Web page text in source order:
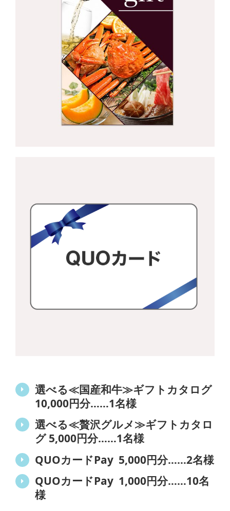
選べる≪国産和牛≫ギフトカタログ
10,000円分……1名様
選べる≪贅沢グルメ≫ギフトカタロ
グ 5,000円分……1名様
QUOカードPay 5,000円分……2名様
QUOカードPay 1,000円分……10名
様